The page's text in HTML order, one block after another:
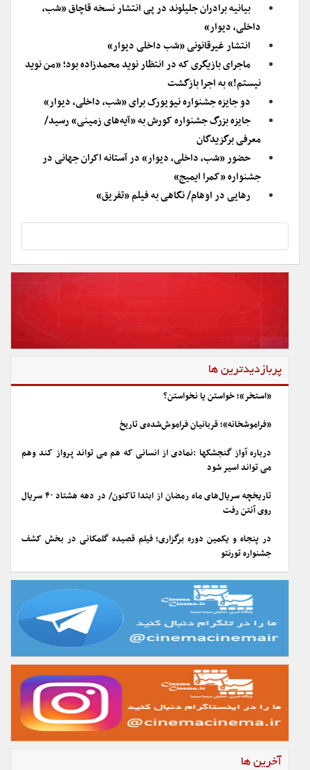
بیانیه برادران جلیلوند در پی انتشار نسخه قاچاق «شب،
داخلی، دیوار»
انتشار غیرقانونی «شب داخلی دیوار»
ماجرای بازیگری که در انتظار نوید محمدزاده بود؛ «من نوید
نیستم!» به اجرا بازگشت
دو جایزه جشنواره نیویورک برای «شب، داخلی، دیوار»
جایزه بزرگ جشنواره کورش به «آیه‌های زمینی» رسید/
معرفی برگزیدگان
حضور «شب، داخلی، دیوار» در آستانه اکران جهانی در
جشنواره «کمرا ایمیج»
رهایی در اوهام/ نگاهی به فیلم «تفریق»
پربازدیدترین ها
«استخر»؛ خواستن یا نخواستن؟
«فراموشخانه»؛ قربانیان فراموش‌شده‌ی تاریخ
درباره آواز گنجشکها :نمادی از انسانی که هم می تواند پرواز کند وهم
می تواند اسیر شود
تاریخچه سریال‌های ماه رمضان از ابتدا تاکنون/ در دهه هشتاد ۴۰ سریال
روی آنتن رفت
در پنجاه و یکمین دوره برگزاری؛ فیلم قصیده گلمکانی در بخش کشف
جشنواره تورنتو
آخرین ها